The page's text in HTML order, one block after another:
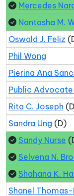
Mercedes
Nantasha M.
Oswald J. Feliz
Phil Wong
Pierina Ana
Public
Rita C. Joseph
Sandra Ung (D)
Sandy Nurse
Selvena N.
Shahana K.
Shanel